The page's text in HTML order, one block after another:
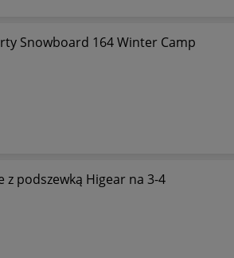
NOWE membran12000 Narty Snowboard 164 Winter Camp
z podszewką Higear na 3-4